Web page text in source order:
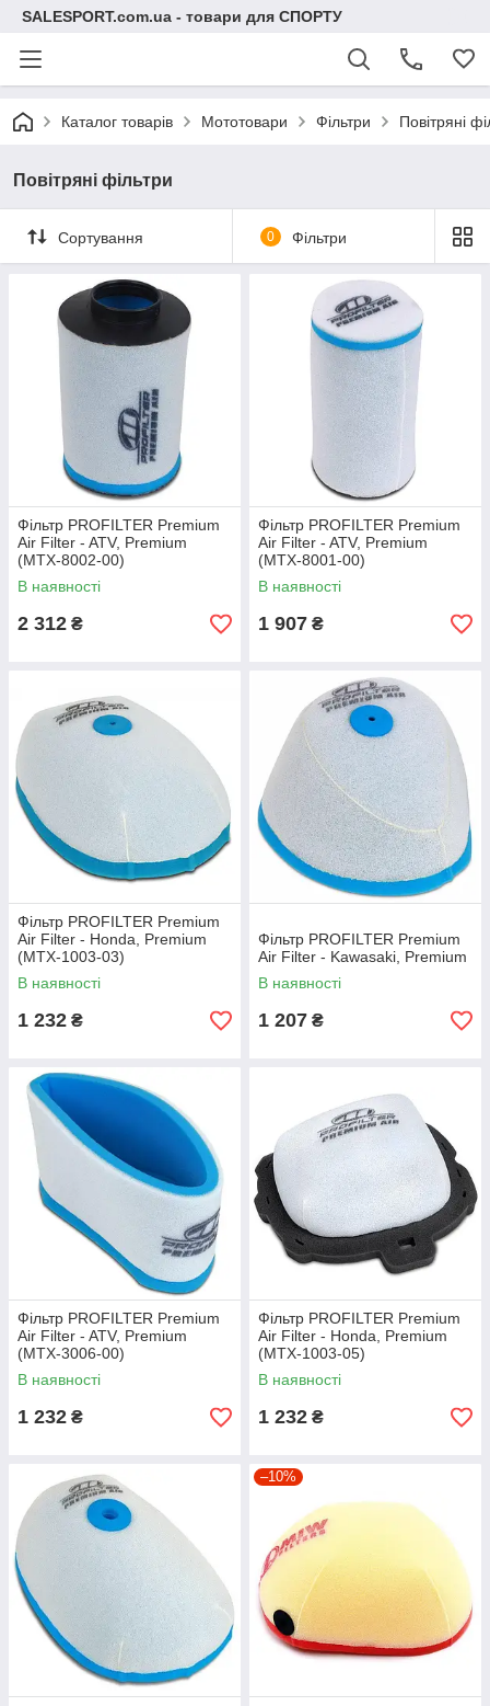
SALESPORT.com.ua - товари для СПОРТУ
Каталог товарів Мототовари Фільтри Повітряні
Повітряні фільтри
Сортування 0 Фільтри
Фільтр PROFILTER Premium
Air Filter - ATV, Premium
(MTX-8002-00)
В наявності
2 312 ₴
Фільтр PROFILTER Premium
Air Filter - ATV, Premium
(MTX-8001-00)
В наявності
1 907 ₴
Фільтр PROFILTER Premium
Air Filter - Honda, Premium
(MTX-1003-03)
В наявності
1 232 ₴
Фільтр PROFILTER Premium
Air Filter - Kawasaki, Premium
В наявності
1 207 ₴
Фільтр PROFILTER Premium
Air Filter - ATV, Premium
(MTX-3006-00)
В наявності
1 232 ₴
Фільтр PROFILTER Premium
Air Filter - Honda, Premium
(MTX-1003-05)
В наявності
1 232 ₴
–10%